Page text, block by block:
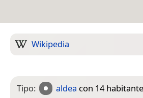
Wikipedia
Tipo: aldea con 14